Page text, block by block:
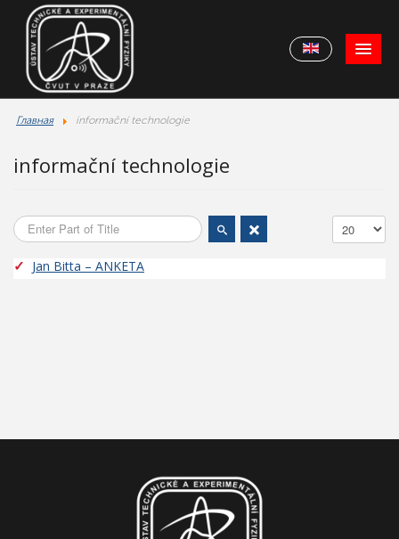
Главная informační technologie
informační technologie
Enter Part of Title Display #
Jan Bitta – ANKETA